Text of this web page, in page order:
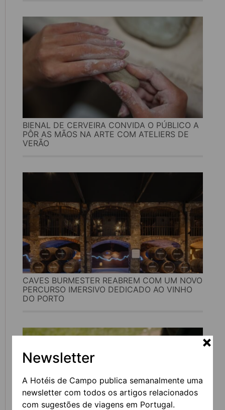
Newsletter
A Hotéis de Campo publica semanalmente uma
newsletter com todos os artigos relacionados
com sugestões de viagens em Portugal.
BIENAL DE CERVEIRA CONVIDA O PÚBLICO A
PÔR AS MÃOS NA ARTE COM ATELIERS DE
VERÃO
CAVES BURMESTER REABREM COM UM NOVO
PERCURSO IMERSIVO DEDICADO AO VINHO
DO PORTO